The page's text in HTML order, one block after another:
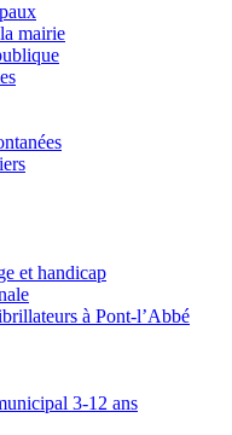
mairie
et handicap
à Pont-l’Abbé
3-12 ans